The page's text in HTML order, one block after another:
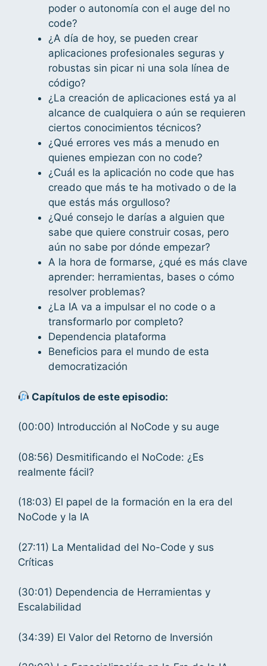
poder o autonomía con el auge del no
code?
¿A día de hoy, se pueden crear
aplicaciones profesionales seguras y
robustas sin picar ni una sola línea de
código?
¿La creación de aplicaciones está ya al
alcance de cualquiera o aún se requieren
ciertos conocimientos técnicos?
¿Qué errores ves más a menudo en
quienes empiezan con no code?
¿Cuál es la aplicación no code que has
creado que más te ha motivado o de la
que estás más orgulloso?
¿Qué consejo le darías a alguien que
sabe que quiere construir cosas, pero
aún no sabe por dónde empezar?
A la hora de formarse, ¿qué es más clave
aprender: herramientas, bases o cómo
resolver problemas?
¿La IA va a impulsar el no code o a
transformarlo por completo?
Dependencia plataforma
Beneficios para el mundo de esta
democratización
Capítulos de este episodio:
(00:00) Introducción al NoCode y su auge
(08:56) Desmitificando el NoCode: ¿Es
realmente fácil?
(18:03) El papel de la formación en la era del
NoCode y la IA
(27:11) La Mentalidad del No-Code y sus
Críticas
(30:01) Dependencia de Herramientas y
Escalabilidad
(34:39) El Valor del Retorno de Inversión